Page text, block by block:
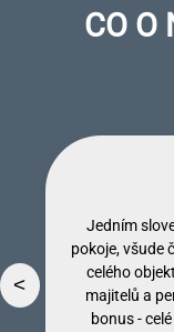
CO O
<
Jedním
pokoje, všude
celého
majitelů a
bonus -